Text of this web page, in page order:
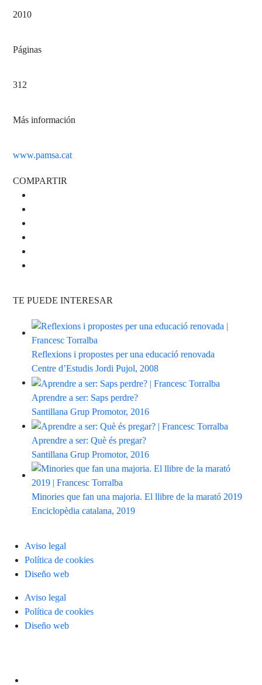
2010
Páginas
312
Más información
www.pamsa.cat
COMPARTIR
TE PUEDE INTERESAR
Reflexions i propostes per una educació renovada
Centre d’Estudis Jordi Pujol, 2008
Aprendre a ser: Saps perdre?
Santillana Grup Promotor, 2016
Aprendre a ser: Què és pregar?
Santillana Grup Promotor, 2016
Minories que fan una majoria. El llibre de la marató 2019
Enciclopèdia catalana, 2019
Aviso legal
Política de cookies
Diseño web
Aviso legal
Política de cookies
Diseño web